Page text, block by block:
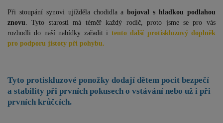
Při stoupání synovi ujížděla chodidla abojoval s hladkou podlahou
znovu . Tyto starosti má téměř každý rodič, proto jsme se pro vás
rozhodli do naší nabídky zařadit i tento další protiskluzový doplněk
pro podporu jistoty při pohybu.
Tyto protiskluzové ponožky dodají dětem pocit bezpečí
a stability při prvních pokusech o vstávání nebo už i při
prvních krůčcích.